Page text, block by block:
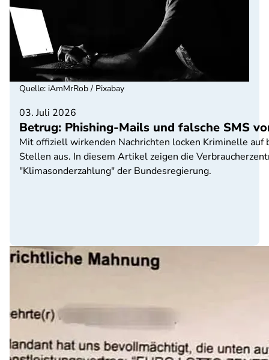
03. Juli 2026
Betrug: Phishing-Mails und falsche SMS
Mit offiziell wirkenden Nachrichten locken Kriminelle
Stellen aus. In diesem Artikel zeigen die
"Klimasonderzahlung" der Bundesregierung.
Quelle: iAmMrRob / Pixabay